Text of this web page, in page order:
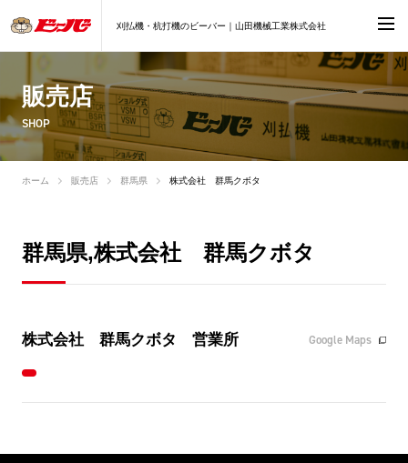
刈払機・杭打機のビーバー｜山田機械工業株式会社
販売店
SHOP
ホーム 販売店 群馬県 株式会社 群馬クボタ
群馬県,株式会社 群馬クボタ
株式会社 群馬クボタ 営業所 Google Maps